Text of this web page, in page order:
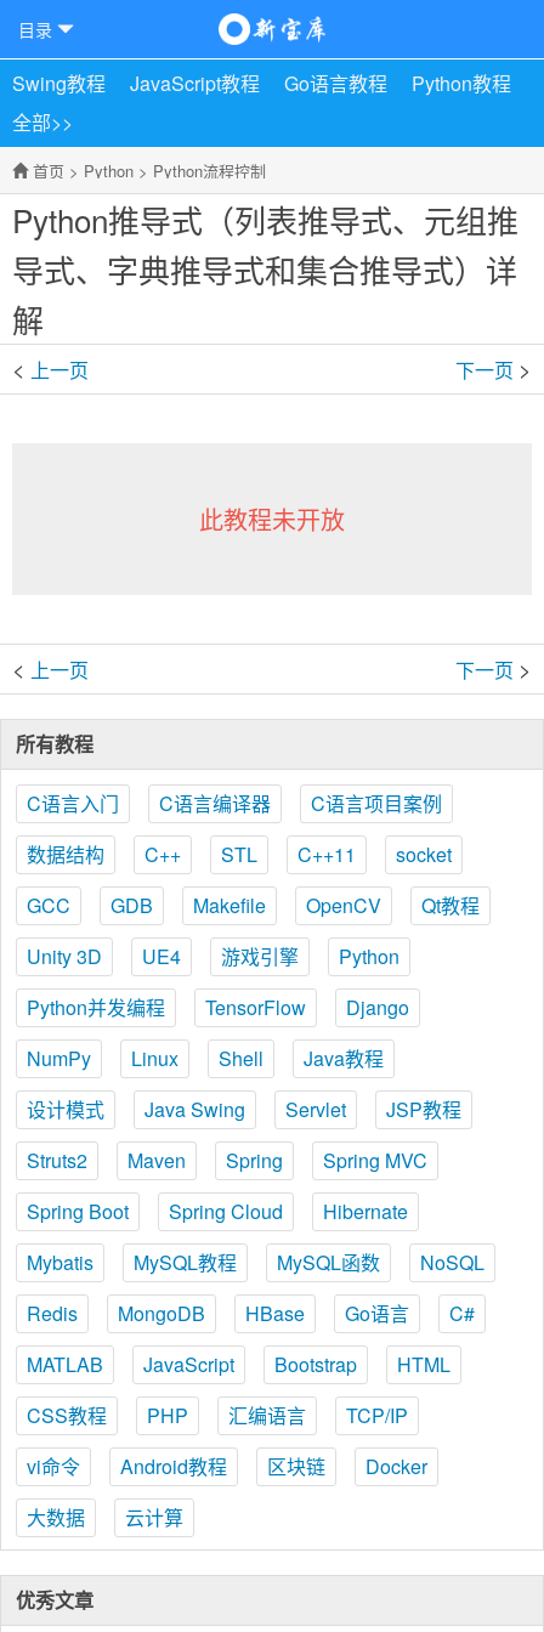
Swing教程 JavaScript教程 Go语言教程
Python教程
全部>>
目录
首页 > Python > Python流程控制
Python推导式（列表推导式、元组推
导式、字典推导式和集合推导式）详
解
< 上一页 下一页 >
此教程未开放
< 上一页 下一页 >
所有教程
C语言入门 C语言编译器
C语言项目案例
数据结构
C++ STL C++11
socket
GCC
GDB Makefile OpenCV
Qt教程
Unity 3D
UE4 游戏引擎
Python
Python并发编程
TensorFlow
Django
NumPy
Linux Shell
Java教程
设计模式
Java Swing Servlet
JSP教程
Struts2
Maven Spring
Spring MVC
Spring Boot
Spring Cloud
Hibernate
Mybatis
MySQL教程 MySQL函数
NoSQL
Redis
MongoDB HBase Go语言
C#
MATLAB
JavaScript Bootstrap
HTML
CSS教程
PHP 汇编语言
TCP/IP
vi命令
Android教程 区块链
Docker
大数据
云计算
优秀文章